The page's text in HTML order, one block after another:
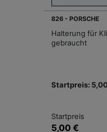
826 - PORSCHE
Halterung für
gebraucht
Startpreis:
Startpreis
5,00 €